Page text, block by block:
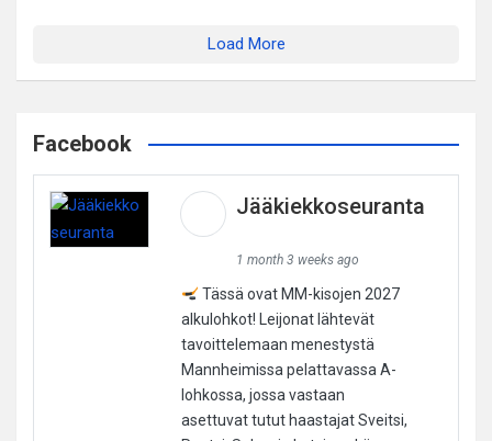
Load More
Facebook
Jääkiekkoseuranta
1 month 3 weeks ago
Tässä ovat MM-kisojen 2027
alkulohkot! Leijonat lähtevät
tavoittelemaan menestystä
Mannheimissa pelattavassa A-
lohkossa, jossa vastaan
asettuvat tutut haastajat Sveitsi,